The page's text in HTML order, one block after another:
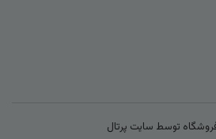
توسط سایت پرتال